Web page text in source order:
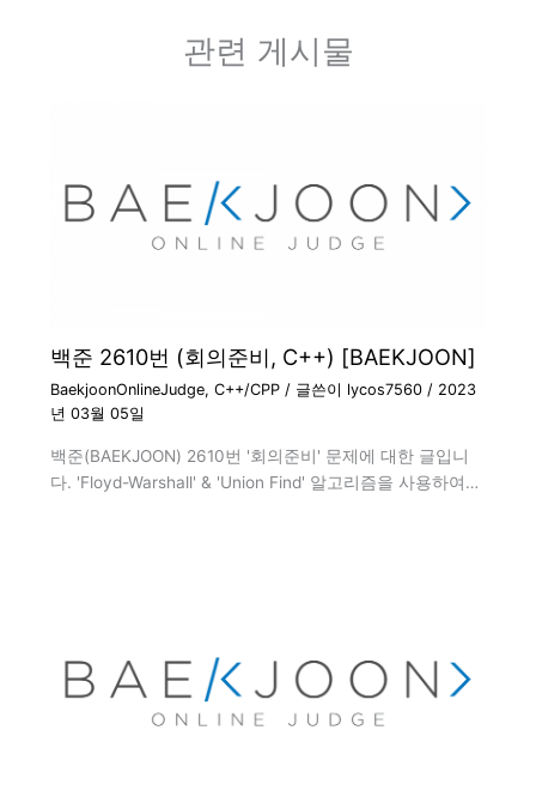
관련 게시물
백준 2610번 (회의준비, C++) [BAEKJOON]
BaekjoonOnlineJudge, C++/CPP/ 글쓴이 lycos7560 / 2023
년 03월 05일
백준(BAEKJOON) 2610번 '회의준비' 문제에 대한 글입니
다. 'Floyd-Warshall' & 'Union Find' 알고리즘을 사용하여…